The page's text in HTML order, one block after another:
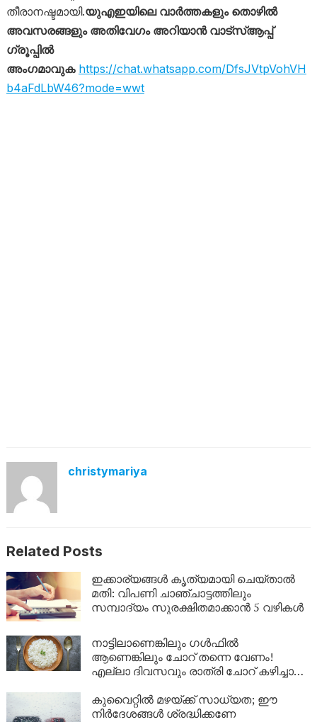
തീരാനഷ്ടമായി.യുഎഇയിലെ വാർത്തകളും തൊഴിൽ
അവസരങ്ങളും അതിവേഗം അറിയാൻ വാട്സ്ആപ്പ്
ഗ്രൂപ്പിൽ
അംഗമാവുക https://chat.whatsapp.com/DfsJVtpVohVH
b4aFdLbW46?mode=wwt
christymariya
Related Posts
ഇക്കാര്യങ്ങൾ കൃത്യമായി ചെയ്താൽ
മതി: വിപണി ചാഞ്ചാട്ടത്തിലും
സമ്പാദ്യം സുരക്ഷിതമാക്കാൻ 5 വഴികൾ
നാട്ടിലാണെങ്കിലും ​ഗൾഫിൽ
ആണെങ്കിലും ചോറ് തന്നെ വേണം!
എല്ലാ ദിവസവും രാത്രി ചോറ് കഴിച്ചാൽ
കുവൈറ്റിൽ മഴയ്ക്ക് സാധ്യത; ഈ
നിർദേശങ്ങൾ ശ്രദ്ധിക്കണേ